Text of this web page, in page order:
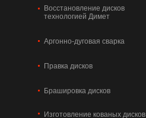
Восстановление дисков
технологией Димет
Аргонно-дуговая сварка
Правка дисков
Брашировка дисков
Изготовление кованых дисков